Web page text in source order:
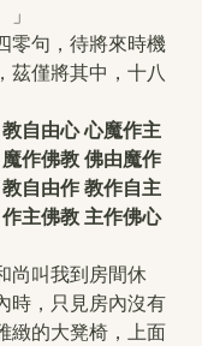
零句，待將來時機
茲僅將其中，十八
自由心 心魔作主
作佛教 佛由魔作
自由作 教作自主
主佛教 主作佛心
尚叫我到房間休
時，只見房內沒有
緻的大凳椅，上面